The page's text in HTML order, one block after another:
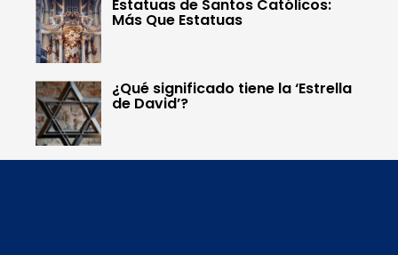
Estatuas de Santos Católicos:
Más Que Estatuas
¿Qué significado tiene la ‘Estrella
de David’?